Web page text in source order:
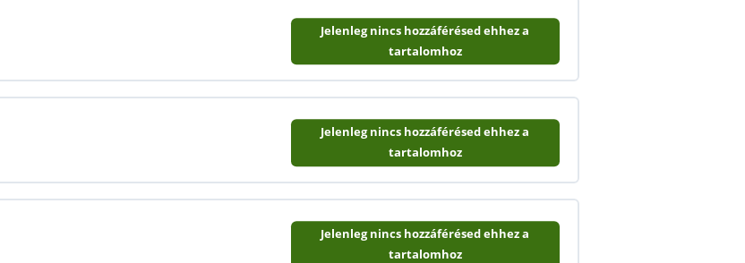
Jelenleg nincs hozzáférésed ehhez a
tartalomhoz
Jelenleg nincs hozzáférésed ehhez a
tartalomhoz
Jelenleg nincs hozzáférésed ehhez a
tartalomhoz